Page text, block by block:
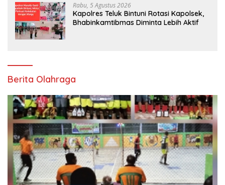
Rabu, 5 Agustus 2026
Kapolres Teluk Bintuni Rotasi Kapolsek,
Bhabinkamtibmas Diminta Lebih Aktif
Berita Olahraga